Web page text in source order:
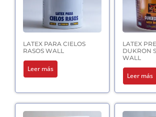
LATEX PARA CIELOS
RASOS WALL
Leer más
LATEX
DUKRON
WALL
Leer más